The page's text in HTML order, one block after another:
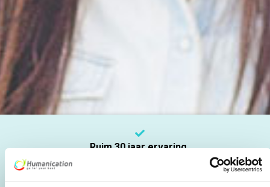
Ruim 30 jaar ervaring
4.8 o.b.v. Google reviews